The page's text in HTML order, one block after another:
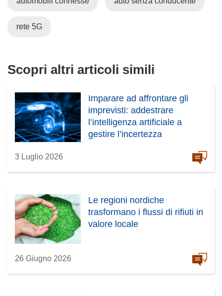
u
v
a
f
a
)
rete 5G
Scopri altri articoli simili
Imparare ad affrontare gli
imprevisti: addestrare
l’intelligenza artificiale a
gestire l’incertezza
3 Luglio 2026
Le regioni nordiche
trasformano i flussi di rifiuti in
valore locale
26 Giugno 2026